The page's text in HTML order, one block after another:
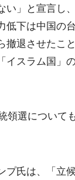
い」と宣言し
低下は中国の
撤退させたこ
イスラム国」
領選について
プ氏は、「立